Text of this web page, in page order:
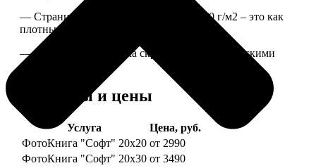
— Страницы из бумаги плотностью 170 г/м2 – это как
плотные страницы глянцевого журнала.
— Страницы и обложка скреплены металлическими
болтами.
Форматы и цены
Услуга
Цена, руб.
ФотоКнига "Софт" 20х20 от 2990
ФотоКнига "Софт" 20х30 от 3490